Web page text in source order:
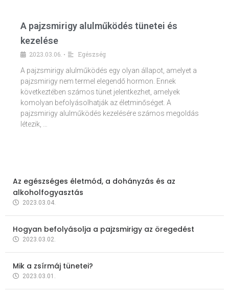
A pajzsmirigy alulműködés tünetei és
kezelése
2023.03.06. •
Egészség
A pajzsmirigy alulműködés egy olyan állapot, amelyet a
pajzsmirigy nem termel elegendő hormon. Ennek
következtében számos tünet jelentkezhet, amelyek
komolyan befolyásolhatják az életminőséget. A
pajzsmirigy alulműködés kezelésére számos megoldás
létezik, …
Az egészséges életmód, a dohányzás és az
alkoholfogyasztás
2023.03.04.
Hogyan befolyásolja a pajzsmirigy az öregedést
2023.03.02.
Mik a zsírmáj tünetei?
2023.03.01.